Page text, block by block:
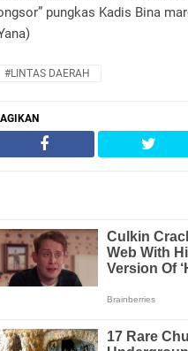
pungkas Kadis Bina
#LINTAS DAERAH